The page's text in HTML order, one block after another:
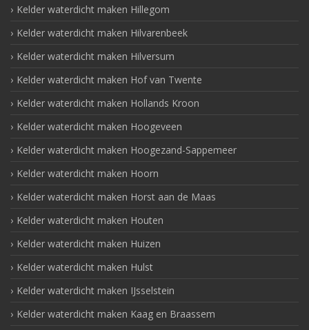
Kelder waterdicht maken Hillegom
Kelder waterdicht maken Hilvarenbeek
Kelder waterdicht maken Hilversum
Kelder waterdicht maken Hof van Twente
Kelder waterdicht maken Hollands Kroon
Kelder waterdicht maken Hoogeveen
Kelder waterdicht maken Hoogezand-Sappemeer
Kelder waterdicht maken Hoorn
Kelder waterdicht maken Horst aan de Maas
Kelder waterdicht maken Houten
Kelder waterdicht maken Huizen
Kelder waterdicht maken Hulst
Kelder waterdicht maken IJsselstein
Kelder waterdicht maken Kaag en Braassem